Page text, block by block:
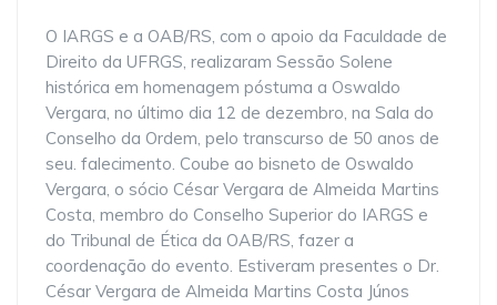
O IARGS e a OAB/RS, com o apoio da Faculdade de
Direito da UFRGS, realizaram Sessão Solene
histórica em homenagem póstuma a Oswaldo
Vergara, no último dia 12 de dezembro, na Sala do
Conselho da Ordem, pelo transcurso de 50 anos de
seu. falecimento. Coube ao bisneto de Oswaldo
Vergara, o sócio César Vergara de Almeida Martins
Costa, membro do Conselho Superior do IARGS e
do Tribunal de Ética da OAB/RS, fazer a
coordenação do evento. Estiveram presentes o Dr.
César Vergara de Almeida Martins Costa Júnos